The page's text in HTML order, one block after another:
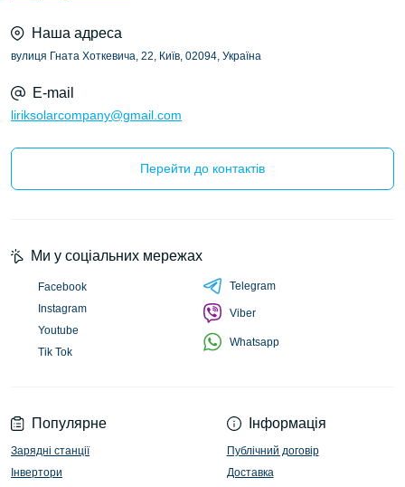
Наша адреса
вулиця Гната Хоткевича, 22, Київ, 02094, Україна
E-mail
liriksolarcompany@gmail.com
Перейти до контактів
Популярне
Зарядні станції
Інвертори
Інформація
Публічний договір
Доставка
Ми у соціальних мережах
Facebook
Instagram
Youtube
Tik Tok
Telegram
Viber
Whatsapp